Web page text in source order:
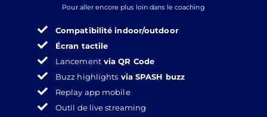
Pour aller encore plus loin dans le coaching
Compatibilité indoor/outdoor
Écran tactile
Lancementvia QR Code
Buzz highlights via SPASH buzz
Replay app mobile
Outil de live streaming